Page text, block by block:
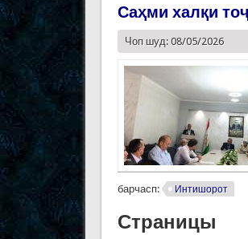
Саҳми халқи
Чоп шуд: 08/05/2026
барчасп: Интишорот
Страницы